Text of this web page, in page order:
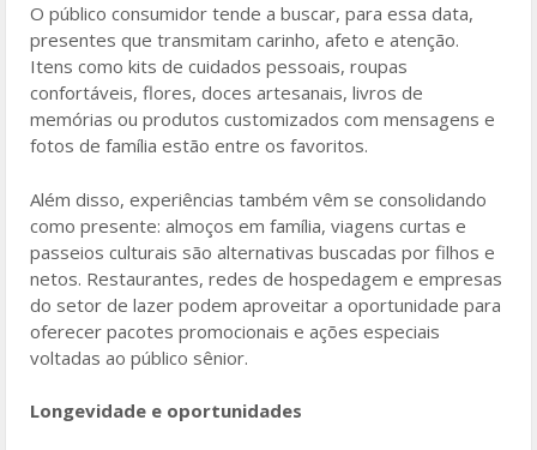
O público consumidor tende a buscar, para essa data,
presentes que transmitam carinho, afeto e atenção.
Itens como kits de cuidados pessoais, roupas
confortáveis, flores, doces artesanais, livros de
memórias ou produtos customizados com mensagens e
fotos de família estão entre os favoritos.
Além disso, experiências também vêm se consolidando
como presente: almoços em família, viagens curtas e
passeios culturais são alternativas buscadas por filhos e
netos. Restaurantes, redes de hospedagem e empresas
do setor de lazer podem aproveitar a oportunidade para
oferecer pacotes promocionais e ações especiais
voltadas ao público sênior.
Longevidade e oportunidades